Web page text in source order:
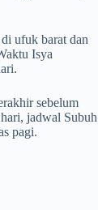
ufuk barat dan
Isya
sebelum
jadwal Subuh
pagi.